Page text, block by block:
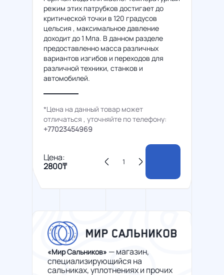
режим этих патрубков достигает до
критической точки в 120 градусов
цельсия , максимальное давление
доходит до 1 Мпа. В данном разделе
предоставленно масса различных
вариантов изгибов и переходов для
различной техники, станков и
автомобилей.
*Цена на данный товар может
отличаться , уточняйте по телефону:
+77023454969
Цена:
2800₸
«Мир Сальников» — магазин,
специализирующийся на
сальниках, уплотнениях и прочих